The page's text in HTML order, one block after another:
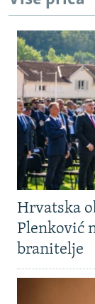
Hrvatska
Plenković
branitelje